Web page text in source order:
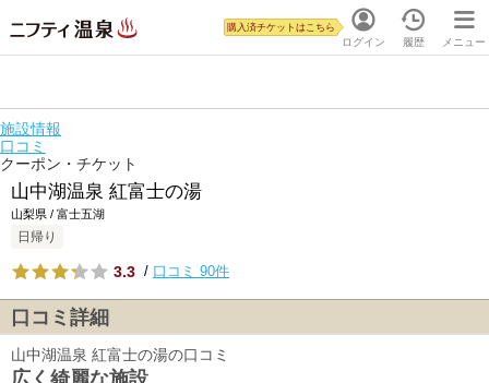
ログイン
購入済チケットはこちら
履歴 メニュー
施設情報
口コミ
クーポン・チケット
山中湖温泉 紅富士の湯
山梨県 / 富士五湖
日帰り
3.3 / 口コミ 90件
口コミ詳細
山中湖温泉 紅富士の湯の口コミ
広く綺麗な施設